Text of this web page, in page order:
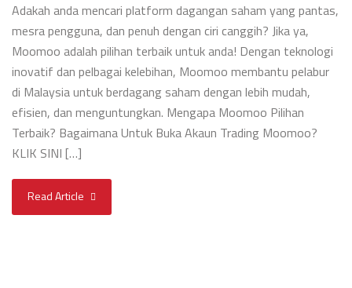
Adakah anda mencari platform dagangan saham yang pantas,
mesra pengguna, dan penuh dengan ciri canggih? Jika ya,
Moomoo adalah pilihan terbaik untuk anda! Dengan teknologi
inovatif dan pelbagai kelebihan, Moomoo membantu pelabur
di Malaysia untuk berdagang saham dengan lebih mudah,
efisien, dan menguntungkan. Mengapa Moomoo Pilihan
Terbaik? Bagaimana Untuk Buka Akaun Trading Moomoo?
KLIK SINI […]
Read Article